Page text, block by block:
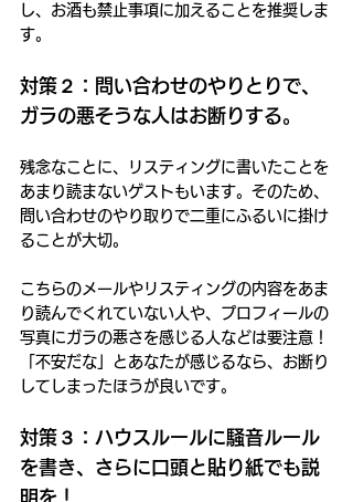
し、お酒も禁止事項に加えることを推奨しま
す。
対策２：問い合わせのやりとりで、
ガラの悪そうな人はお断りする。
残念なことに、リスティングに書いたことを
あまり読まないゲストもいます。そのため、
問い合わせのやり取りで二重にふるいに掛け
ることが大切。
こちらのメールやリスティングの内容をあま
り読んでくれていない人や、プロフィールの
写真にガラの悪さを感じる人などは要注意！
「不安だな」とあなたが感じるなら、お断り
してしまったほうが良いです。
対策３：ハウスルールに騒音ルール
を書き、さらに口頭と貼り紙でも説
明を！